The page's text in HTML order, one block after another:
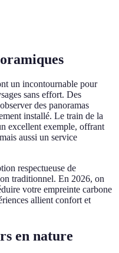
un incontournable pour
sans effort. Des
des panoramas
installé. Le train de la
excellent exemple, offrant
aussi un service
respectueuse de
traditionnel. En 2026, on
votre empreinte carbone
allient confort et
en nature